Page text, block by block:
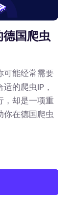
国爬虫
可能经常需要
的爬虫IP，
，却是一项重
你在德国爬虫